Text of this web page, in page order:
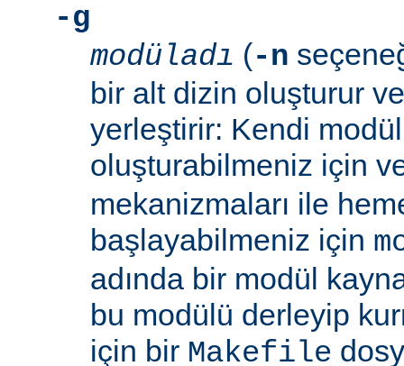
-g
modüladı (-n
bir alt dizin oluşturur
yerleştirir: Kendi
oluşturabilmeniz için
mekanizmaları ile
başlayabilmeniz için
adında bir modül
bu modülü derleyip
için bir Makefile